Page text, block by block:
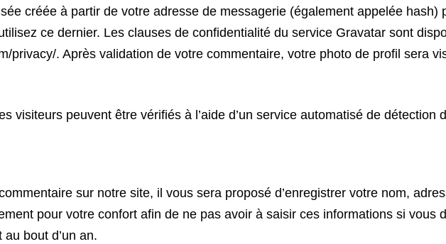
créée à partir de votre adresse de messagerie (également appelée hash)
ce dernier. Les clauses de confidentialité du service Gravatar sont
privacy/. Après validation de votre commentaire, votre photo de profil sera
visiteurs peuvent être vérifiés à l’aide d’un service automatisé de détection
sur notre site, il vous sera proposé d’enregistrer votre nom,
pour votre confort afin de ne pas avoir à saisir ces informations si vous
bout d’un an.